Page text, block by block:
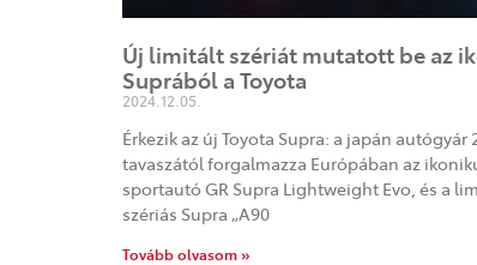
Új limitált szériát mutatott be az
Suprából a Toyota
2024.12.05.
Érkezik az új Toyota Supra: a japán autógyár
tavaszától forgalmazza Európában az
sportautó GR Supra Lightweight Evo, és a
szériás Supra „A90
Tovább olvasom »